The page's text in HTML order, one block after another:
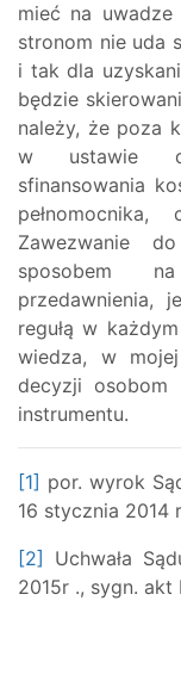
mieć na
stronom nie uda
i tak dla
będzie
należy, że poza
w ustawie
sfinansowania
Zawezwanie
sposobem
przedawnienia,
regułą w
wiedza, w mojej
decyzji osobom
instrumentu.
[1] por. wyrok
16 stycznia 2014
[2]
Uchwała
2015r ., sygn. akt